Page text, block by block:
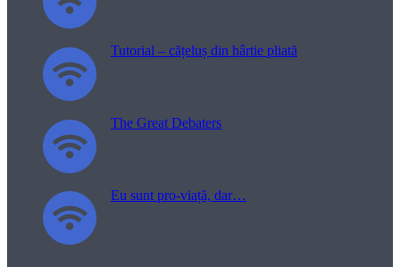
Tutorial – cățeluș din hârtie pliată
The Great Debaters
Eu sunt pro-viață, dar…